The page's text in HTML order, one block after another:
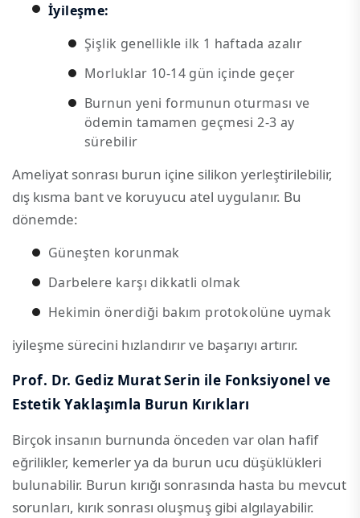
İyileşme:
Şişlik genellikle ilk 1 haftada azalır
Morluklar 10-14 gün içinde geçer
Burnun yeni formunun oturması ve
ödemin tamamen geçmesi 2-3 ay
sürebilir
Ameliyat sonrası burun içine silikon yerleştirilebilir,
dış kısma bant ve koruyucu atel uygulanır. Bu
dönemde:
Güneşten korunmak
Darbelere karşı dikkatli olmak
Hekimin önerdiği bakım protokolüne uymak
iyileşme sürecini hızlandırır ve başarıyı artırır.
Prof. Dr. Gediz Murat Serin ile Fonksiyonel ve
Estetik Yaklaşımla Burun Kırıkları
Birçok insanın burnunda önceden var olan hafif
eğrilikler, kemerler ya da burun ucu düşüklükleri
bulunabilir. Burun kırığı sonrasında hasta bu mevcut
sorunları, kırık sonrası oluşmuş gibi algılayabilir.